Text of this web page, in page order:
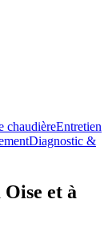
chaudièreEntretien
Diagnostic &
et à